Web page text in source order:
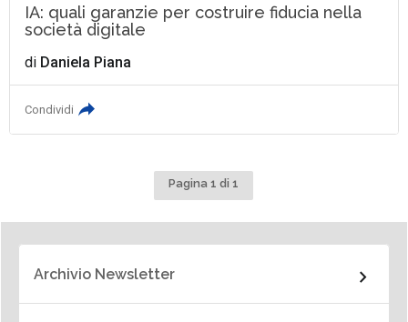
IA: quali garanzie per costruire fiducia nella
società digitale
di Daniela Piana
Condividi
Pagina 1 di 1
Archivio Newsletter